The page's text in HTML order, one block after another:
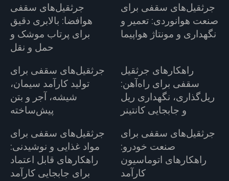
جرثقیل‌های سقفی
هوافضا: بالابری دقیق
برای پرتاب موشک و
حمل و نقل
جرثقیل‌های سقفی برای
صنعت هوانوردی: تعمیر و
نگهداری و مونتاژ هواپیما
جرثقیل‌های سقفی برای
تولید کارآمد سیمان،
شیشه، آجر و بتن
پیش‌ساخته
راهکارهای جرثقیل
سقفی برای راه‌آهن:
ریل‌گذاری، نگهداری ریل
و جابجایی کانتینر
جرثقیل‌های سقفی برای
مواد غذایی و نوشیدنی:
راهکارهای قابل اعتماد
برای جابجایی کارآمد
جرثقیل‌های سقفی برای
صنعت خودرو:
راهکارهای اتوماسیون
کارآمد